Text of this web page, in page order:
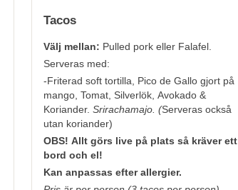
Tacos
Välj mellan: Pulled pork eller Falafel.
Serveras med:
-Friterad soft tortilla, Pico de Gallo gjort på
mango, Tomat, Silverlök, Avokado &
Koriander. Srirachamajo. (Serveras också
utan koriander)
OBS! Allt görs live på plats så kräver ett
bord och el!
Kan anpassas efter allergier.